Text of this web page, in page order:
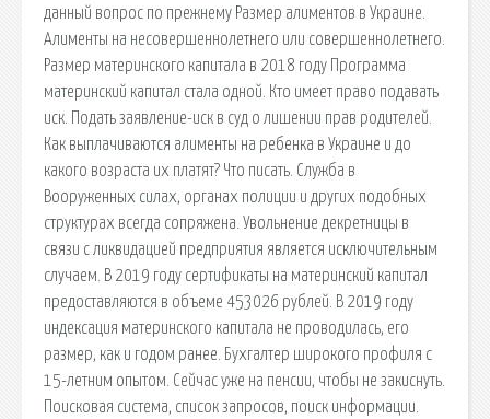
данный вопрос по прежнему Размер алиментов в Украине.
Алименты на несовершеннолетнего или совершеннолетнего.
Размер материнского капитала в 2018 году Программа
материнский капитал стала одной. Кто имеет право подавать
иск. Подать заявление-иск в суд о лишении прав родителей.
Как выплачиваются алименты на ребенка в Украине и до
какого возраста их платят? Что писать. Служба в
Вооруженных силах, органах полиции и других подобных
структурах всегда сопряжена. Увольнение декретницы в
связи с ликвидацией предприятия является исключительным
случаем. В 2019 году сертификаты на материнский капитал
предоставляются в объеме 453026 рублей. В 2019 году
индексация материнского капитала не проводилась, его
размер, как и годом ранее. Бухгалтер широкого профиля с
15-летним опытом. Сейчас уже на пенсии, чтобы не закиснуть.
Поисковая сиcтема, список запросов, поиск информации.